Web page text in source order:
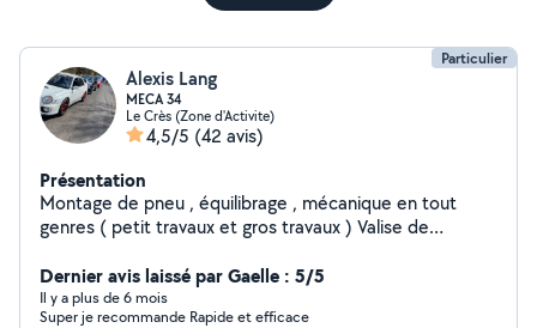
Particulier
Alexis Lang
MECA 34
Le Crès (Zone d'Activite)
4,5/5 (42 avis)
Présentation
Montage de pneu , équilibrage , mécanique en tout
genres ( petit travaux et gros travaux ) Valise de
d'informations
Dernier avis laissé par Gaelle : 5/5
Il y a plus de 6 mois
Super je recommande Rapide et efficace